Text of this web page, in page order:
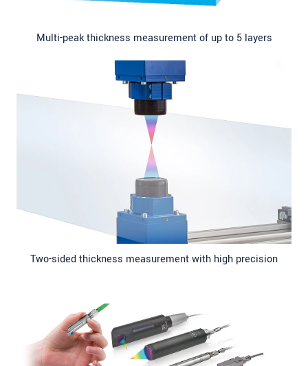
Multi-peak thickness measurement of up to 5 layers
Two-sided thickness measurement with high precision